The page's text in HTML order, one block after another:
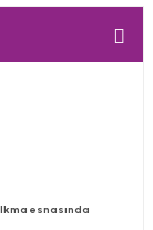
esnasında